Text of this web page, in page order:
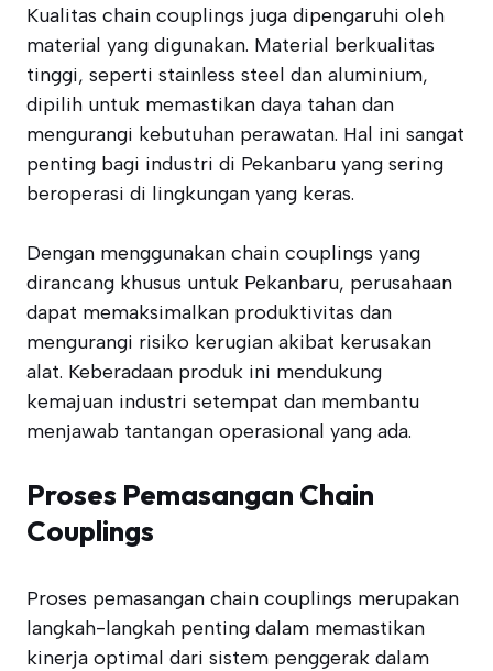
Kualitas chain couplings juga dipengaruhi oleh
material yang digunakan. Material berkualitas
tinggi, seperti stainless steel dan aluminium,
dipilih untuk memastikan daya tahan dan
mengurangi kebutuhan perawatan. Hal ini sangat
penting bagi industri di Pekanbaru yang sering
beroperasi di lingkungan yang keras.
Dengan menggunakan chain couplings yang
dirancang khusus untuk Pekanbaru, perusahaan
dapat memaksimalkan produktivitas dan
mengurangi risiko kerugian akibat kerusakan
alat. Keberadaan produk ini mendukung
kemajuan industri setempat dan membantu
menjawab tantangan operasional yang ada.
Proses Pemasangan Chain
Couplings
Proses pemasangan chain couplings merupakan
langkah-langkah penting dalam memastikan
kinerja optimal dari sistem penggerak dalam